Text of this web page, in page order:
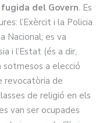
del Govern. Es
l’Exèrcit i la Policia
Nacional; es va
i l’Estat (és a dir,
sotmesos a elecció
revocatòria de
de religió en els
van ser ocupades